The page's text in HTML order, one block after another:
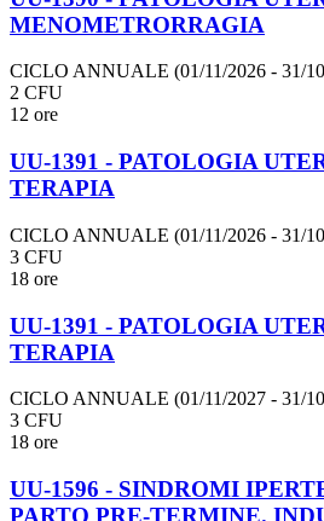
MENOMETRORRAGIA
CICLO ANNUALE (01/11/2026 - 31/
2 CFU
12 ore
UU-1391 - PATOLOGIA
TERAPIA
CICLO ANNUALE (01/11/2026 - 31/
3 CFU
18 ore
UU-1391 - PATOLOGIA
TERAPIA
CICLO ANNUALE (01/11/2027 - 31/
3 CFU
18 ore
UU-1596 - SINDROMI
PARTO PRE-TERMINE.